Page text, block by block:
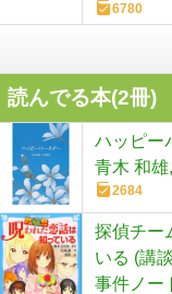
6780
読んでる本(2冊)
ハッピー
青木 和
2684
探偵チー
いる (講
事件ノー